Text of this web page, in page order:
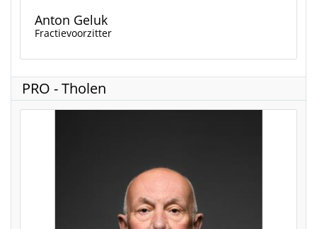
Anton Geluk
Fractievoorzitter
PRO - Tholen